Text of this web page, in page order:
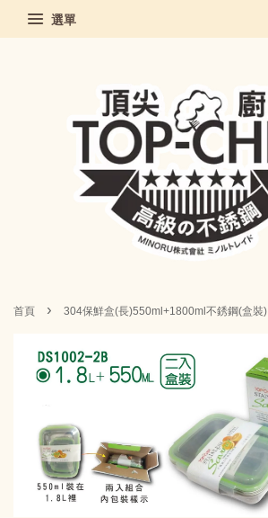
選單
首頁 › 304保鮮盒(長)550ml+1800ml不銹鋼(盒裝)